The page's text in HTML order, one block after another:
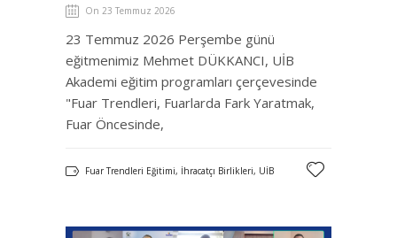
On 23 Temmuz 2026
23 Temmuz 2026 Perşembe günü
eğitmenimiz Mehmet DÜKKANCI, UİB
Akademi eğitim programları çerçevesinde
"Fuar Trendleri, Fuarlarda Fark Yaratmak,
Fuar Öncesinde,
Fuar Trendleri Eğitimi, İhracatçı Birlikleri, UİB